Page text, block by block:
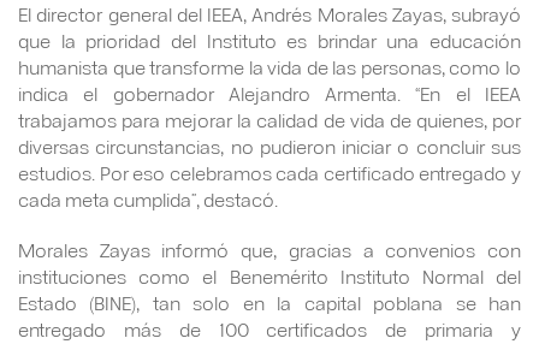
El director general del IEEA, Andrés Morales Zayas, subrayó
que la prioridad del Instituto es brindar una educación
humanista que transforme la vida de las personas, como lo
indica el gobernador Alejandro Armenta. “En el IEEA
trabajamos para mejorar la calidad de vida de quienes, por
diversas circunstancias, no pudieron iniciar o concluir sus
estudios. Por eso celebramos cada certificado entregado y
cada meta cumplida”, destacó.
Morales Zayas informó que, gracias a convenios con
instituciones como el Benemérito Instituto Normal del
Estado (BINE), tan solo en la capital poblana se han
entregado más de 100 certificados de primaria y